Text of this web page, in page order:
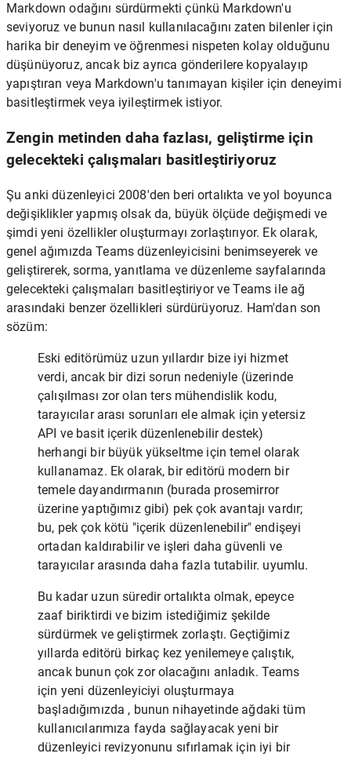
Markdown odağını sürdürmekti çünkü Markdown'u
seviyoruz ve bunun nasıl kullanılacağını zaten bilenler için
harika bir deneyim ve öğrenmesi nispeten kolay olduğunu
düşünüyoruz, ancak biz ayrıca gönderilere kopyalayıp
yapıştıran veya Markdown'u tanımayan kişiler için deneyimi
basitleştirmek veya iyileştirmek istiyor.
Zengin metinden daha fazlası, geliştirme için
gelecekteki çalışmaları basitleştiriyoruz
Şu anki düzenleyici 2008'den beri ortalıkta ve yol boyunca
değişiklikler yapmış olsak da, büyük ölçüde değişmedi ve
şimdi yeni özellikler oluşturmayı zorlaştırıyor. Ek olarak,
genel ağımızda Teams düzenleyicisini benimseyerek ve
geliştirerek, sorma, yanıtlama ve düzenleme sayfalarında
gelecekteki çalışmaları basitleştiriyor ve Teams ile ağ
arasındaki benzer özellikleri sürdürüyoruz. Ham'dan son
sözüm:
Eski editörümüz uzun yıllardır bize iyi hizmet
verdi, ancak bir dizi sorun nedeniyle (üzerinde
çalışılması zor olan ters mühendislik kodu,
tarayıcılar arası sorunları ele almak için yetersiz
API ve basit içerik düzenlenebilir destek)
herhangi bir büyük yükseltme için temel olarak
kullanamaz. Ek olarak, bir editörü modern bir
temele dayandırmanın (burada prosemirror
üzerine yaptığımız gibi) pek çok avantajı vardır;
bu, pek çok kötü "içerik düzenlenebilir" endişeyi
ortadan kaldırabilir ve işleri daha güvenli ve
tarayıcılar arasında daha fazla tutabilir. uyumlu.
Bu kadar uzun süredir ortalıkta olmak, epeyce
zaaf biriktirdi ve bizim istediğimiz şekilde
sürdürmek ve geliştirmek zorlaştı. Geçtiğimiz
yıllarda editörü birkaç kez yenilemeye çalıştık,
ancak bunun çok zor olacağını anladık. Teams
için yeni düzenleyiciyi oluşturmaya
başladığımızda , bunun nihayetinde ağdaki tüm
kullanıcılarımıza fayda sağlayacak yeni bir
düzenleyici revizyonunu sıfırlamak için iyi bir